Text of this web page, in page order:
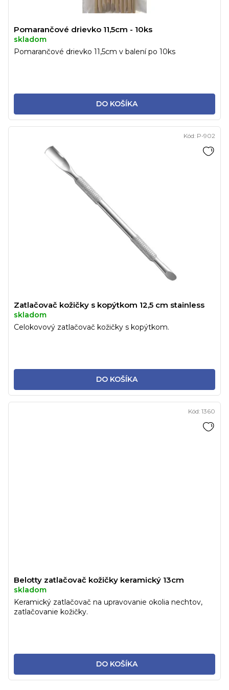
Pomarančové drievko 11,5cm - 10ks
skladom
DO KOŠÍKA
Pomarančové drievko 11,5cm v balení po 10ks
Zatlačovač kožičky s kopýtkom 12,5 cm stainless
skladom
DO KOŠÍKA
Celokovový zatlačovač kožičky s kopýtkom.
Kód: P-902
Belotty zatlačovač kožičky keramický 13cm
skladom
DO KOŠÍKA
Keramický zatlačovač na upravovanie okolia nechtov,
zatlačovanie kožičky.
Kód: 1360